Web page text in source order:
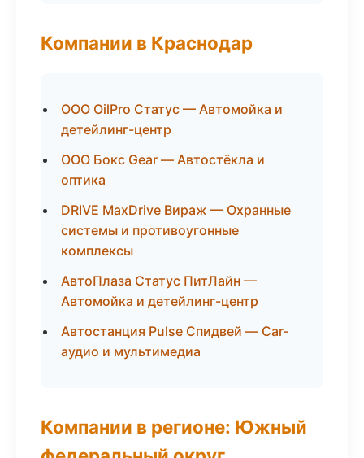
Компании в Краснодар
ООО OilPro Статус — Автомойка и
детейлинг-центр
ООО Бокс Gear — Автостёкла и
оптика
DRIVE MaxDrive Вираж — Охранные
системы и противоугонные
комплексы
АвтоПлаза Статус ПитЛайн —
Автомойка и детейлинг-центр
Автостанция Pulse Спидвей — Car-
аудио и мультимедиа
Компании в регионе: Южный